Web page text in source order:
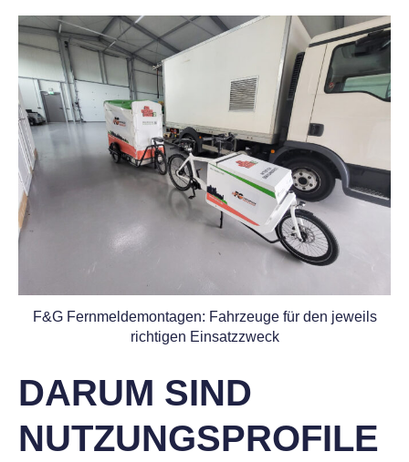
F&G Fernmeldemontagen: Fahrzeuge für den jeweils
richtigen Einsatzzweck
DARUM SIND
NUTZUNGSPROFILE